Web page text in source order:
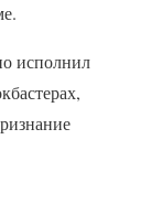
исполнил